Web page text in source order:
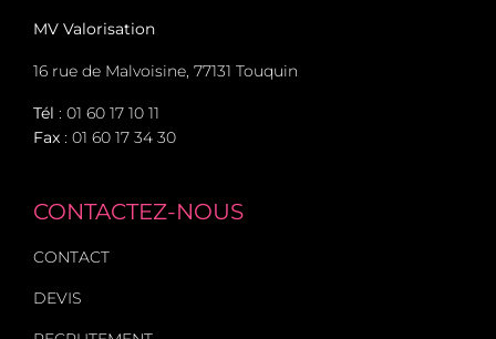
MV Valorisation
16 rue de Malvoisine, 77131 Touquin
Tél : 01 60 17 10 11
Fax : 01 60 17 34 30
CONTACTEZ-NOUS
CONTACT
DEVIS